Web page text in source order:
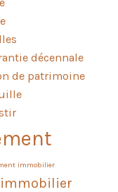
décennale
de patrimoine
immobilier